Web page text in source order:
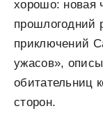
хорошо: новая
прошлогодний
приключений
ужасов»,
обитательниц
сторон.